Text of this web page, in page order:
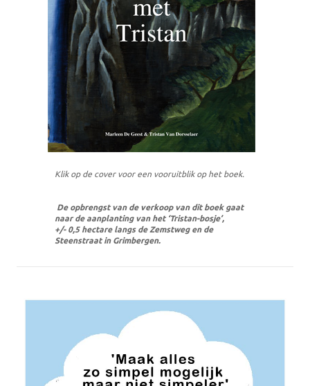
Klik op de cover voor een vooruitblik op het boek.
De opbrengst van de verkoop van dit boek gaat
naar de aanplanting van het ‘Tristan-bosje’,
+/- 0,5 hectare langs de Zemstweg en de
Steenstraat in Grimbergen.